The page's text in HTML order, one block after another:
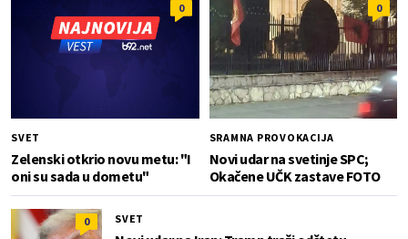
0
SVET
Zelenski otkrio novu metu: "I
oni su sada u dometu"
0
SRAMNA PROVOKACIJA
Novi udar na svetinje SPC;
Okačene UČK zastave FOTO
0 SVET